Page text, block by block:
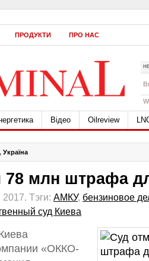
ПРОДУКТИ ПРО НАС
Відео Oilreview
, Україна
78 млн штрафа
2017. Тэги: АМКУ, бензиновое
суд Киева
«ОККО-